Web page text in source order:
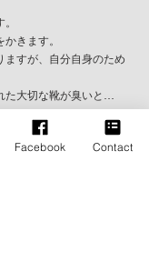
きます。
ますが、自分自身のため
た大切な靴が臭いと…
Facebook Contact